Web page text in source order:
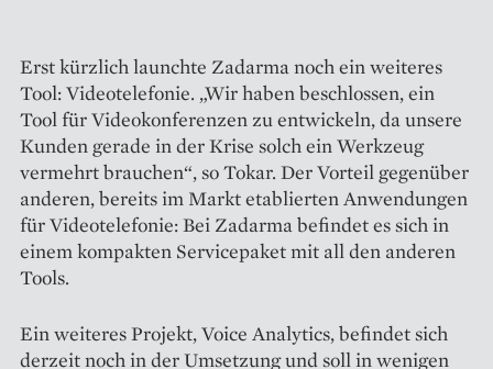
Erst kürzlich launchte Zadarma noch ein weiteres
Tool: Videotelefonie. „Wir haben beschlossen, ein
Tool für Videokonferenzen zu entwickeln, da unsere
Kunden gerade in der Krise solch ein Werkzeug
vermehrt brauchen“, so Tokar. Der Vorteil gegenüber
anderen, bereits im Markt etablierten Anwendungen
für Videotelefonie: Bei Zadarma befindet es sich in
einem kompakten Servicepaket mit all den anderen
Tools.
Ein weiteres Projekt, Voice Analytics, befindet sich
derzeit noch in der Umsetzung und soll in wenigen